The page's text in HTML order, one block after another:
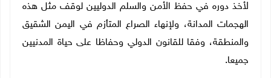
لأخذ دوره في حفظ الأمن والسلم الدوليين لوقف مثل هذه
الهجمات المدانة، ولإنهاء الصراع المتأزم في اليمن الشقيق
والمنطقة، وفقا للقانون الدولي وحفاظا على حياة المدنيين
جميعا.